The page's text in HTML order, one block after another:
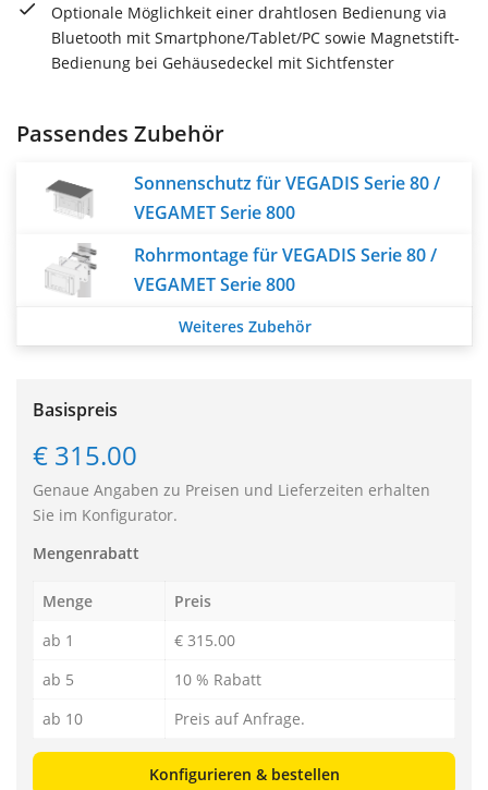
Optionale Möglichkeit einer drahtlosen Bedienung via
Bluetooth mit Smartphone/Tablet/PC sowie Magnetstift-
Bedienung bei Gehäusedeckel mit Sichtfenster
Passendes Zubehör
Sonnenschutz für VEGADIS Serie 80 /
VEGAMET Serie 800
Rohrmontage für VEGADIS Serie 80 /
VEGAMET Serie 800
Weiteres Zubehör
Basispreis
€ 315.00
Genaue Angaben zu Preisen und Lieferzeiten erhalten
Sie im Konfigurator.
Mengenrabatt
Menge
Preis
ab 1
€ 315.00
ab 5
10 % Rabatt
ab 10
Preis auf Anfrage.
Konfigurieren & bestellen